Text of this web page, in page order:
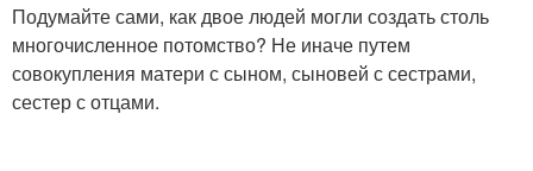
Подумайте сами, как двое людей могли создать столь
многочисленное потомство? Не иначе путем
совокупления матери с сыном, сыновей с сестрами,
сестер с отцами.